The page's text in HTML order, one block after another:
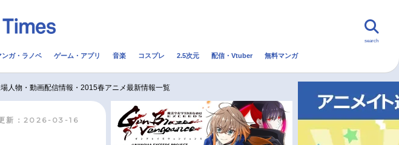
2.5次元 配信・Vtuber トレンド 無料マンガ
search
ンガ・ラノベ ゲーム・アプリ 音楽 コスプレ 2.5次元 配信・Vtuber 無料マンガ
人物・動画配信情報・2015春アニメ最新情報一覧
新：2026-03-16